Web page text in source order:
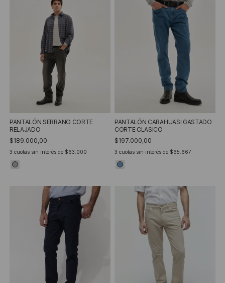
PANTALÓN SERRANO CORTE
RELAJADO
$189.000,00
3 cuotas sin interés de $63.000
PANTALÓN CARAHUASI GASTADO
CORTE CLASICO
$197.000,00
3 cuotas sin interés de $65.667